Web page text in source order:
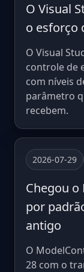
O Visual
o esforço
O Visual
controle de
com níveis
parâmetro
recebem.
2026-07-29
Chegou o
por
antigo
O
28 com o